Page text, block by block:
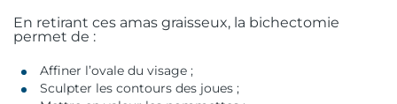
En retirant ces amas graisseux, la bichectomie
permet de :
Affiner l’ovale du visage ;
Sculpter les contours des joues ;